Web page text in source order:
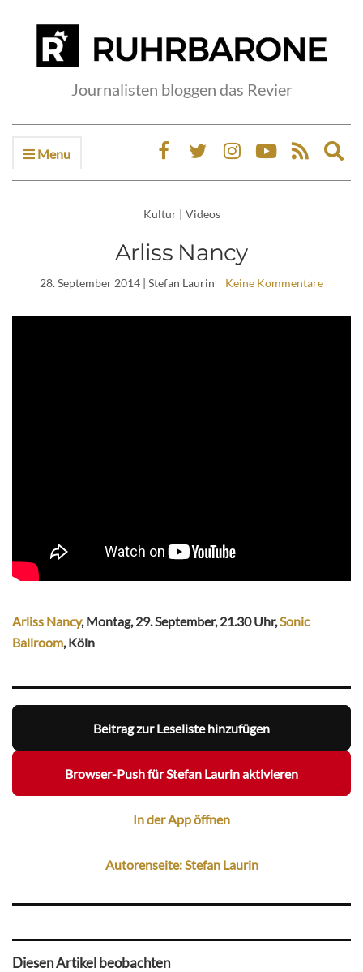
Journalisten bloggen das Revier
Menu
Kultur | Videos
Arliss Nancy
28. September 2014 | Stefan Laurin Keine Kommentare
Arliss Nancy, Montag, 29. September, 21.30 Uhr,Sonic
Ballroom, Köln
Beitrag zur Leseliste hinzufügen
Browser-Push für Stefan Laurin aktivieren
In der App öffnen
Autorenseite: Stefan Laurin
Diesen Artikel beobachten